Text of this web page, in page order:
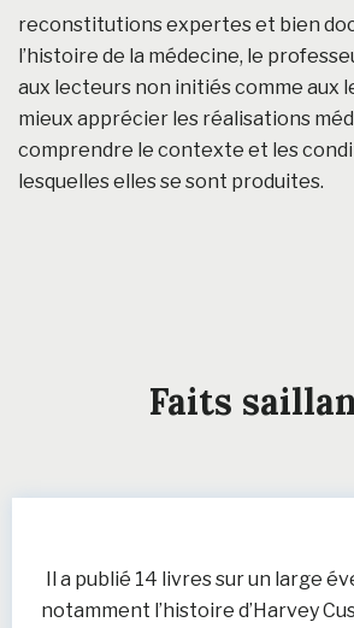
reconstitutions expertes et bien
l’histoire de la médecine, le
aux lecteurs non initiés comme aux
mieux apprécier les réalisations
comprendre le contexte et les
lesquelles elles se sont produites.
Faits
Il a publié 14 livres sur un large
notamment l’histoire d’Harvey